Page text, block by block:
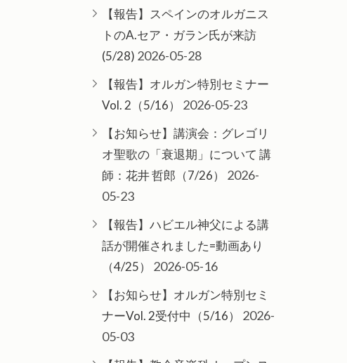
【報告】スペインのオルガニス
トのA.セア・ガラン氏が来訪
(5/28) 2026-05-28
【報告】オルガン特別セミナー
Vol. 2（5/16）
2026-05-23
【お知らせ】講演会：グレゴリ
オ聖歌の「衰退期」について 講
師：花井 哲郎（7/26）
2026-
05-23
【報告】ハビエル神父による講
話が開催されました=動画あり
（4/25）
2026-05-16
【お知らせ】オルガン特別セミ
ナーVol. 2受付中（5/16）
2026-
05-03